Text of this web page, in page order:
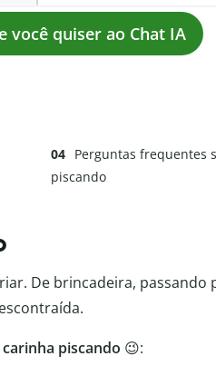
você quiser ao Chat IA
Perguntas frequentes
piscando
De brincadeira, passando
carinha piscando 😉: